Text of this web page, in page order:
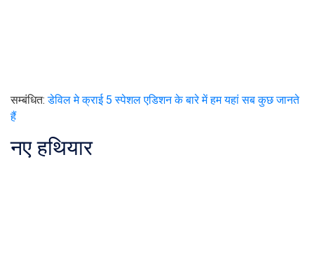
सम्बंधित:डेविल मे क्राई 5 स्पेशल एडिशन के बारे में हम यहां सब कुछ जानते
हैं
नए हथियार